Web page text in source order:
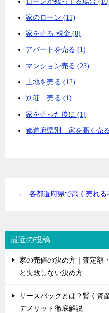
家のローン (11)
家を売る 税金 (8)
アパートを売る (1)
マンション売る (23)
土地を売る (12)
別荘 売る (1)
家を売った後に (1)
都道府県別 家を高く売
→ 各都道府県で高く売れる
最近の投稿
家の売値の決め方｜査定額
と失敗しない決め方
リースバックとは？賢く資
デメリット徹底解説